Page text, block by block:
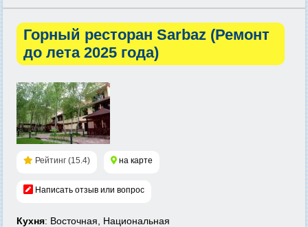
Горный ресторан Sarbaz (Ремонт
до лета 2025 года)
Рейтинг (15.4) на карте
Написать отзыв или вопрос
Кухня: Восточная, Национальная